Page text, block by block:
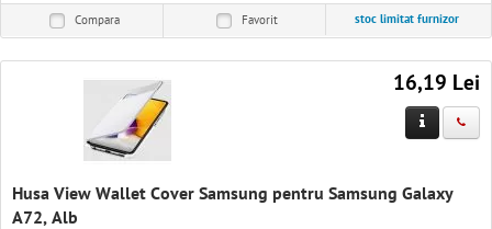
Compara Favorit stoc limitat furnizor
16,19 Lei
Husa View Wallet Cover Samsung pentru Samsung Galaxy
A72, Alb